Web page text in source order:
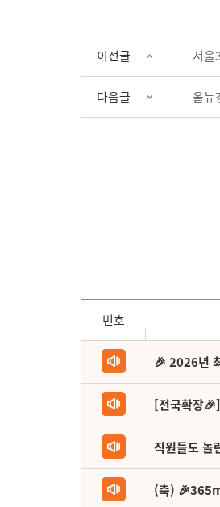
이전글 서울
다음글 올뉴
번호
🎉 2026년
[전국확장
직원들도 놀
(축)